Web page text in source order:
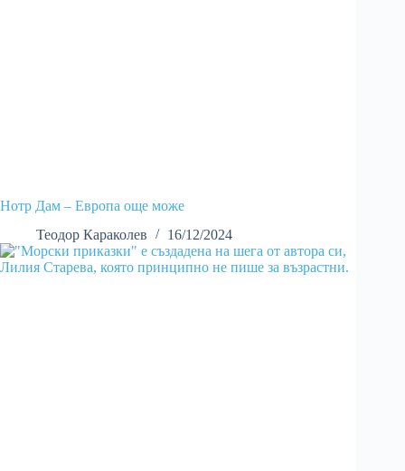
Нотр Дам – Европа още може
Теодор Караколев
16/12/2024